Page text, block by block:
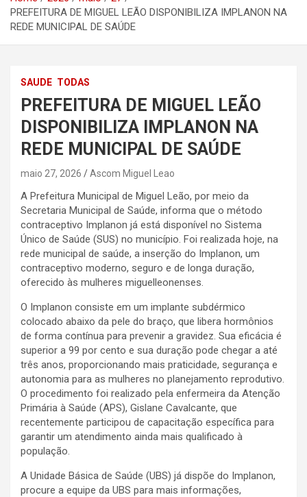
PREFEITURA DE MIGUEL LEÃO DISPONIBILIZA IMPLANON NA
REDE MUNICIPAL DE SAÚDE
SAUDE TODAS
PREFEITURA DE MIGUEL LEÃO
DISPONIBILIZA IMPLANON NA
REDE MUNICIPAL DE SAÚDE
maio 27, 2026 Ascom Miguel Leao
A Prefeitura Municipal de Miguel Leão, por meio da
Secretaria Municipal de Saúde, informa que o método
contraceptivo Implanon já está disponível no Sistema
Único de Saúde (SUS) no município. Foi realizada hoje, na
rede municipal de saúde, a inserção do Implanon, um
contraceptivo moderno, seguro e de longa duração,
oferecido às mulheres miguelleonenses.
O Implanon consiste em um implante subdérmico
colocado abaixo da pele do braço, que libera hormônios
de forma contínua para prevenir a gravidez. Sua eficácia é
superior a 99 por cento e sua duração pode chegar a até
três anos, proporcionando mais praticidade, segurança e
autonomia para as mulheres no planejamento reprodutivo.
O procedimento foi realizado pela enfermeira da Atenção
Primária à Saúde (APS), Gislane Cavalcante, que
recentemente participou de capacitação específica para
garantir um atendimento ainda mais qualificado à
população.
A Unidade Básica de Saúde (UBS) já dispõe do Implanon,
procure a equipe da UBS para mais informações,